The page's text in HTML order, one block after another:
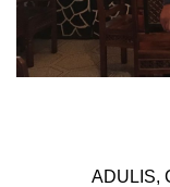
ADULIS,